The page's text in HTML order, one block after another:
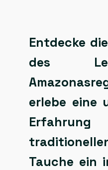
Entdecke
des
erlebe eine
Tauche ein